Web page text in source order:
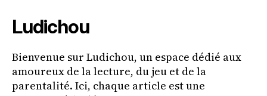
Ludichou
Bienvenue sur Ludichou, un espace dédié aux
amoureux de la lecture, du jeu et de la
parentalité. Ici, chaque article est une